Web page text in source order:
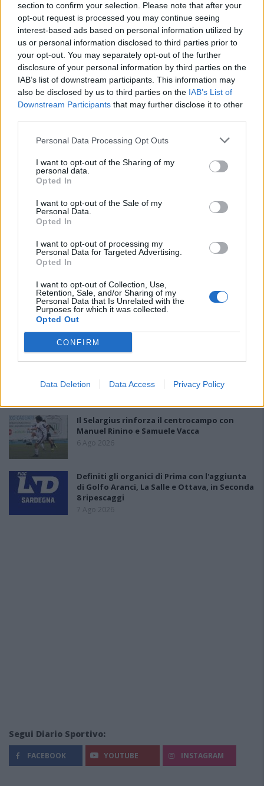
section to confirm your selection. Please note that after your
opt-out request is processed you may continue seeing
interest-based ads based on personal information utilized by
us or personal information disclosed to third parties prior to
your opt-out. You may separately opt-out of the further
disclosure of your personal information by third parties on the
IAB’s list of downstream participants. This information may
also be disclosed by us to third parties on the IAB’s List of
Downstream Participants that may further disclose it to other
Personal Data Processing Opt Outs
I want to opt-out of the Sharing of my
personal data.
Opted In
I want to opt-out of the Sale of my
Personal Data.
Opted In
I want to opt-out of processing my
Personal Data for Targeted Advertising.
Opted In
I want to opt-out of Collection, Use,
Retention, Sale, and/or Sharing of my
Personal Data that Is Unrelated with the
Purposes for which it was collected.
Opted Out
CONFIRM
Data Deletion Data Access Privacy Policy
PIÙ LETTI OGGI
L'Ossese si prepara all'esordio in D: Forzati,
7 Ago 2026
L'Ilva si completa con Markic, Contucci,
Carlucci, Bevilacqua, Solinas, Souare e Galic
7 Ago 2026
Per Carbonia e Olbia si apre lo spiraglio di
7 Ago 2026
Il Selargius rinforza il centrocampo con
Manuel Rinino e Samuele Vacca
6 Ago 2026
Definiti gli organici di Prima con l'aggiunta
di Golfo Aranci, La Salle e Ottava, in Seconda
8 ripescaggi
7 Ago 2026
Segui Diario Sportivo:
FACEBOOK YOUTUBE INSTAGRAM